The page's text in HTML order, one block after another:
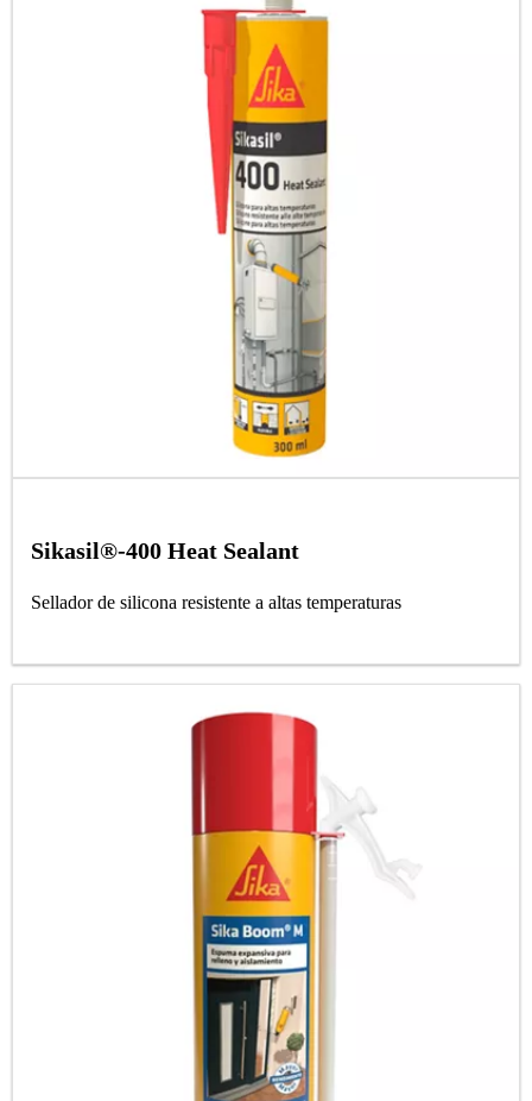
Sikasil®-400 Heat Sealant
Sellador de silicona resistente a altas temperaturas